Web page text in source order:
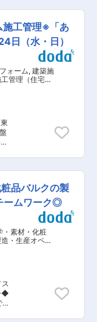
年
施工管理※「あ
日（水・日）
ォーム, 建築施
管理（住宅内
リア）
品バルクの製
ームワーク◎
・素材・化粧
・生産オペレ